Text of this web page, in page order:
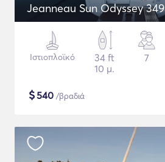
Jeanneau Sun Odyssey 349
Ιστιοπλοϊκό
34 ft
10 μ.
7
$540 /βραδιά